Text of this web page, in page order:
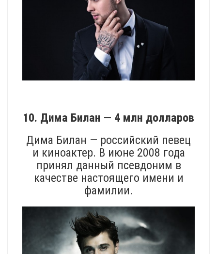
10. Дима Билан — 4 млн долларов
Дима Билан — российский певец
и киноактер. В июне 2008 года
принял данный псевдоним в
качестве настоящего имени и
фамилии.